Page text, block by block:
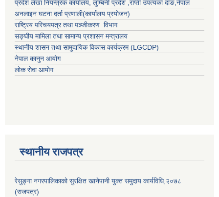
प्रदेश लेखा नियन्त्रक कार्यालय, लुम्बिनी प्रदेश ,राप्ती उपत्यका दाङ,नेपाल
अनलाइन घटना दर्ता प्रणाली(कार्यालय प्रयोजन)
राष्ट्रिय परिचयपत्र तथा पञ्जीकरण विभाग
सङ्घीय मामिला तथा सामान्य प्रशासन मन्त्रालय
स्थानीय शासन तथा सामुदायिक विकास कार्यक्रम (LGCDP)
नेपाल कानुन आयोग
लोक सेवा आयोग
स्थानीय राजपत्र
रेसुङ्गा नगरपालिकाको सुरक्षित खानेपानी युक्त समुदाय कार्यविधि,२०७८
(राजपत्र)